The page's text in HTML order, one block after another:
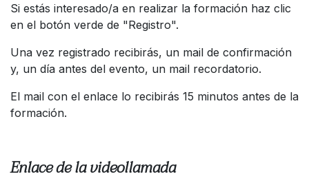
Si estás interesado/a en realizar la formación haz clic
en el botón verde de "Registro".
Una vez registrado recibirás, un mail de confirmación
y, un día antes del evento, un mail recordatorio.
El mail con el enlace lo recibirás 15 minutos antes de la
formación.
Enlace de la videollamada